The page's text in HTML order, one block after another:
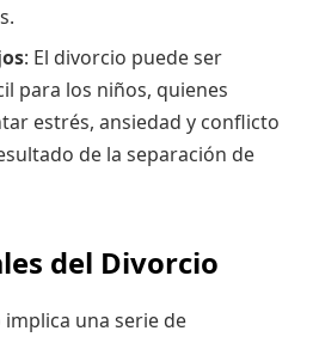
: El divorcio puede ser
para los niños, quienes
estrés, ansiedad y conflicto
de la separación de
del Divorcio
una serie de